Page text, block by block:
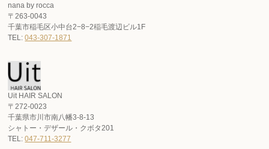
nana by rocca
〒263-0043
千葉市稲毛区小中台2−8−2稲毛渡辺ビル1F
TEL:043-307-1871
Uit HAIR SALON
〒272-0023
千葉県市川市南八幡3-8-13
シャトー・デザール・クボタ201
TEL:047-711-3277